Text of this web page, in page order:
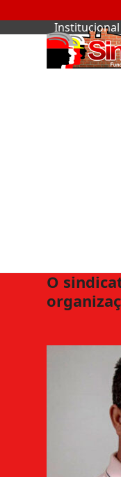
to
Institucional
O